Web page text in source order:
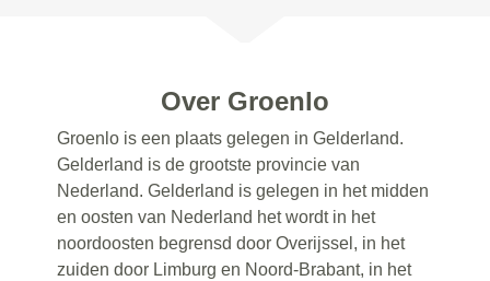
Over Groenlo
Groenlo is een plaats gelegen in Gelderland.
Gelderland is de grootste provincie van
Nederland. Gelderland is gelegen in het midden
en oosten van Nederland het wordt in het
noordoosten begrensd door Overijssel, in het
zuiden door Limburg en Noord-Brabant, in het